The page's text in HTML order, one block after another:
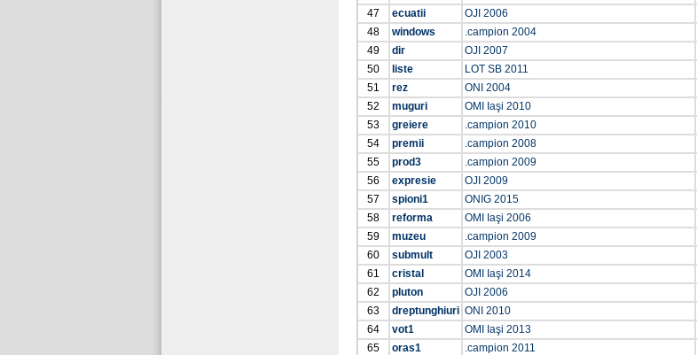
47
ecuatii OJI 2006
48
windows .campion 2004
49
dir OJI 2007
50
liste LOT SB 2011
51
rez ONI 2004
52
muguri OMI Iaşi 2010
53
greiere .campion 2010
54
premii .campion 2008
55
prod3 .campion 2009
56
expresie OJI 2009
57
spioni1 ONIG 2015
58
reforma OMI Iaşi 2006
59
muzeu .campion 2009
60
submult OJI 2003
61
cristal OMI Iaşi 2014
62
pluton OJI 2006
63
dreptunghiuri ONI 2010
64
vot1 OMI Iaşi 2013
65
oras1 .campion 2011